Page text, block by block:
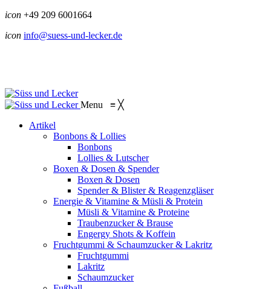
icon +49 209 6001664
icon info@suess-und-lecker.de
Menu ≡ ╳
Artikel
Bonbons & Lollies
Bonbons
Lollies & Lutscher
Boxen & Dosen & Spender
Boxen & Dosen
Spender & Blister & Reagenzgläser
Energie & Vitamine & Müsli & Protein
Müsli & Vitamine & Proteine
Traubenzucker & Brause
Engergy Shots & Koffein
Fruchtgummi & Schaumzucker & Lakritz
Fruchtgummi
Lakritz
Schaumzucker